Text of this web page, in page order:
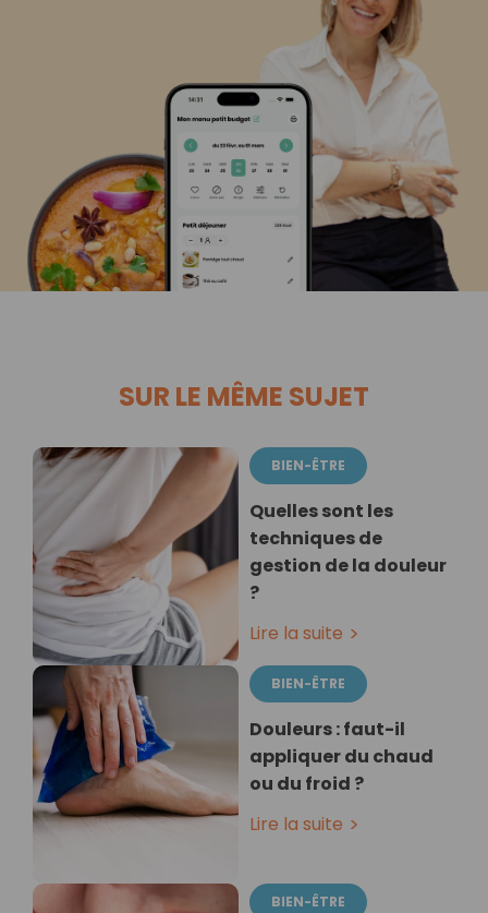
SUR LE MÊME SUJET
BIEN-ÊTRE
Quelles sont les
techniques de
gestion de la douleur
?
Lire la suite
BIEN-ÊTRE
Douleurs : faut-il
appliquer du chaud
ou du froid ?
Lire la suite
BIEN-ÊTRE